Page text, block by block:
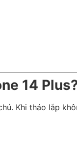
14
Khi tháo lắp